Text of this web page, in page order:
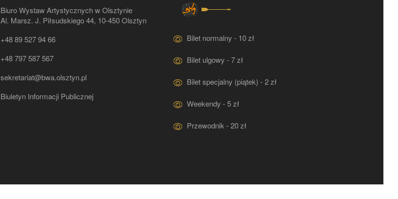
Biuro Wystaw Artystycznych w Olsztynie
Al. Marsz. J. Piłsudskiego 44, 10-450 Olsztyn
+48 89 527 94 66
+48 797 587 567
sekretariat@bwa.olsztyn.pl
Biuletyn Informacji Publicznej
Bilet normalny - 10 zł
Bilet ulgowy - 7 zł
Bilet specjalny (piątek) - 2 zł
Weekendy - 5 zł
Przewodnik - 20 zł